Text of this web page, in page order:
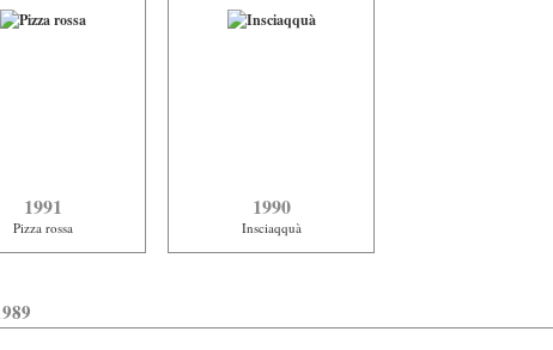
1991
Pizza rossa
1990
Insciaqquà